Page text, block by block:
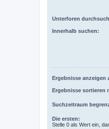
Unterforen
Innerhalb suchen:
Ergebnisse anzeigen
Ergebnisse sortieren
Suchzeitraum
Die ersten:
Stelle 0 als Wert ein,